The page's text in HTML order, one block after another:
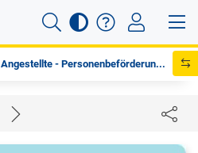
Angestellte - Personenbeförderun...